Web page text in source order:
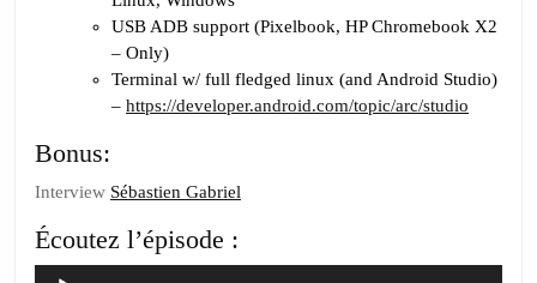
USB ADB support (Pixelbook, HP Chromebook X2
– Only)
Terminal w/ full fledged linux (and Android Studio)
– https://developer.android.com/topic/arc/studio
Bonus:
Interview Sébastien Gabriel
Écoutez l’épisode :
Lecteur